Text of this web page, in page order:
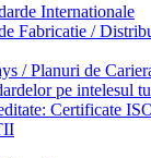
Internationale
Fabricatie /
/ Planuri de
pe intelesul
Certificate